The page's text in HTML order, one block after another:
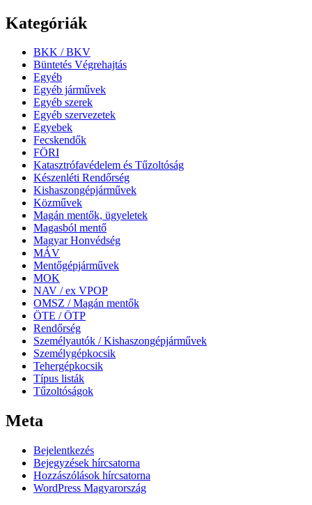
Kategóriák
BKK / BKV
Büntetés Végrehajtás
Egyéb
Egyéb járművek
Egyéb szerek
Egyéb szervezetek
Egyebek
Fecskendők
FÖRI
Katasztrófavédelem és Tűzoltóság
Készenléti Rendőrség
Kishaszongépjárművek
Közművek
Magán mentők, ügyeletek
Magasból mentő
Magyar Honvédség
MÁV
Mentőgépjárművek
MOK
NAV / ex VPOP
OMSZ / Magán mentők
ÖTE / ÖTP
Rendőrség
Személyautók / Kishaszongépjárművek
Személygépkocsik
Tehergépkocsik
Típus listák
Tűzoltóságok
Meta
Bejelentkezés
Bejegyzések hírcsatorna
Hozzászólások hírcsatorna
WordPress Magyarország